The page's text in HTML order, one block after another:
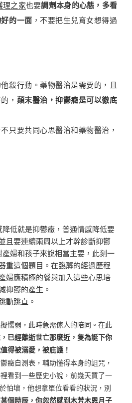
理之家也要調劑本身的心態，多看
的一面 ，不要把生兒育女想得過
殺行動。藥物醫治是需要的，且
， 顛末醫治，抑鬱癥是可以徹底
只要共同心思醫治和藥物醫治，
低就是抑鬱癥，普通情感降低要
且要連續兩周以上才幹診斷抑鬱
婦和孩子來說相當主要，此刻一
重這個題目。在臨蓐的經過歷程
婦應積極的餐與加入這些心思培
抑鬱的產生。
動跳直。
懦弱，此時急需傢人的陪同。在此
已經離逝世亡那麼近，隻為誕下你
得被溺愛，被庇護！
癥自測表，輔助懂得本身的詛咒，
看到一些歷史小說，前幾天買了一
怕壞，他想拿單位看看的狀況，別
個時辰，你忽然感到 木芳木恩月子